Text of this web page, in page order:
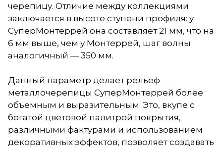
черепицу. Отличие между коллекциями
заключается в высоте ступени профиля: у
СуперМонтеррей она составляет 21 мм, что на
6 мм выше, чем у Монтеррей, шаг волны
аналогичный — 350 мм.
Данный параметр делает рельеф
металлочерепицы СуперМонтеррей более
объемным и выразительным. Это, вкупе с
богатой цветовой палитрой покрытия,
различными фактурами и использованием
декоративных эффектов, позволяет создавать